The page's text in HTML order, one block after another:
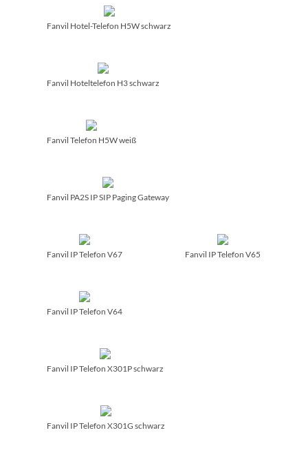
Fanvil Hotel-Telefon H5W schwarz
Fanvil Hoteltelefon H3 schwarz
Fanvil Telefon H5W weiß
Fanvil PA2S IP SIP Paging Gateway
Fanvil IP Telefon V67 Fanvil IP Telefon V65
Fanvil IP Telefon V64
Fanvil IP Telefon X301P schwarz
Fanvil IP Telefon X301G schwarz